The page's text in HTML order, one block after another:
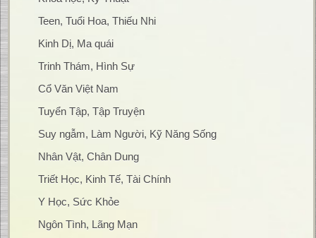
Teen, Tuổi Hoa, Thiếu Nhi
Kinh Dị, Ma quái
Trinh Thám, Hình Sự
Cổ Văn Việt Nam
Tuyển Tập, Tập Truyện
Suy ngẫm, Làm Người, Kỹ Năng Sống
Nhân Vật, Chân Dung
Triết Học, Kinh Tế, Tài Chính
Y Học, Sức Khỏe
Ngôn Tình, Lãng Mạn